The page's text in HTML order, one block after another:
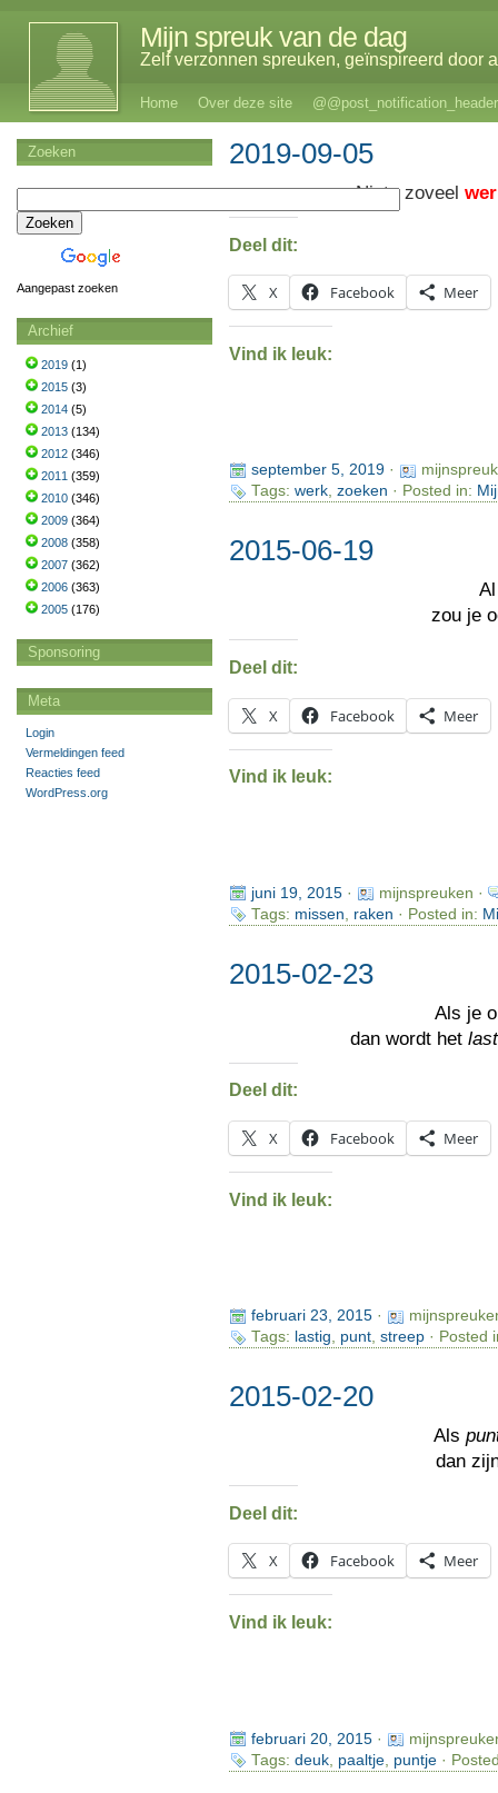
Mijn spreuk van de dag
Zelf verzonnen spreuken, geïnspireerd door
Home Over deze site @@post_notification_header
2019-09-05
Niets zoveel
Deel dit:
X Facebook Meer
Vind ik leuk:
september 5, 2019·
Tags: werk, zoeken · Posted in:
2015-06-19
zou je
Deel dit:
X Facebook Meer
Vind ik leuk:
juni 19, 2015·
mijnspreuken ·
Tags: missen raken · Posted in:
2015-02-23
Als je
dan wordt het
Deel dit:
X Facebook Meer
Vind ik leuk:
februari 23, 2015·
Tags: lastig, punt, streep· Posted
2015-02-20
Als
dan
Deel dit:
X Facebook Meer
Vind ik leuk:
februari 20, 2015·
Tags: deuk, paaltje, puntje·
Zoeken
Aangepast zoeken
Archief
2019 (1)
2015 (3)
2014 (5)
2013 (134)
2012 (346)
2011 (359)
2010 (346)
2009 (364)
2008 (358)
2007 (362)
2006 (363)
2005 (176)
Sponsoring
Meta
Login
Vermeldingen feed
Reacties feed
WordPress.org